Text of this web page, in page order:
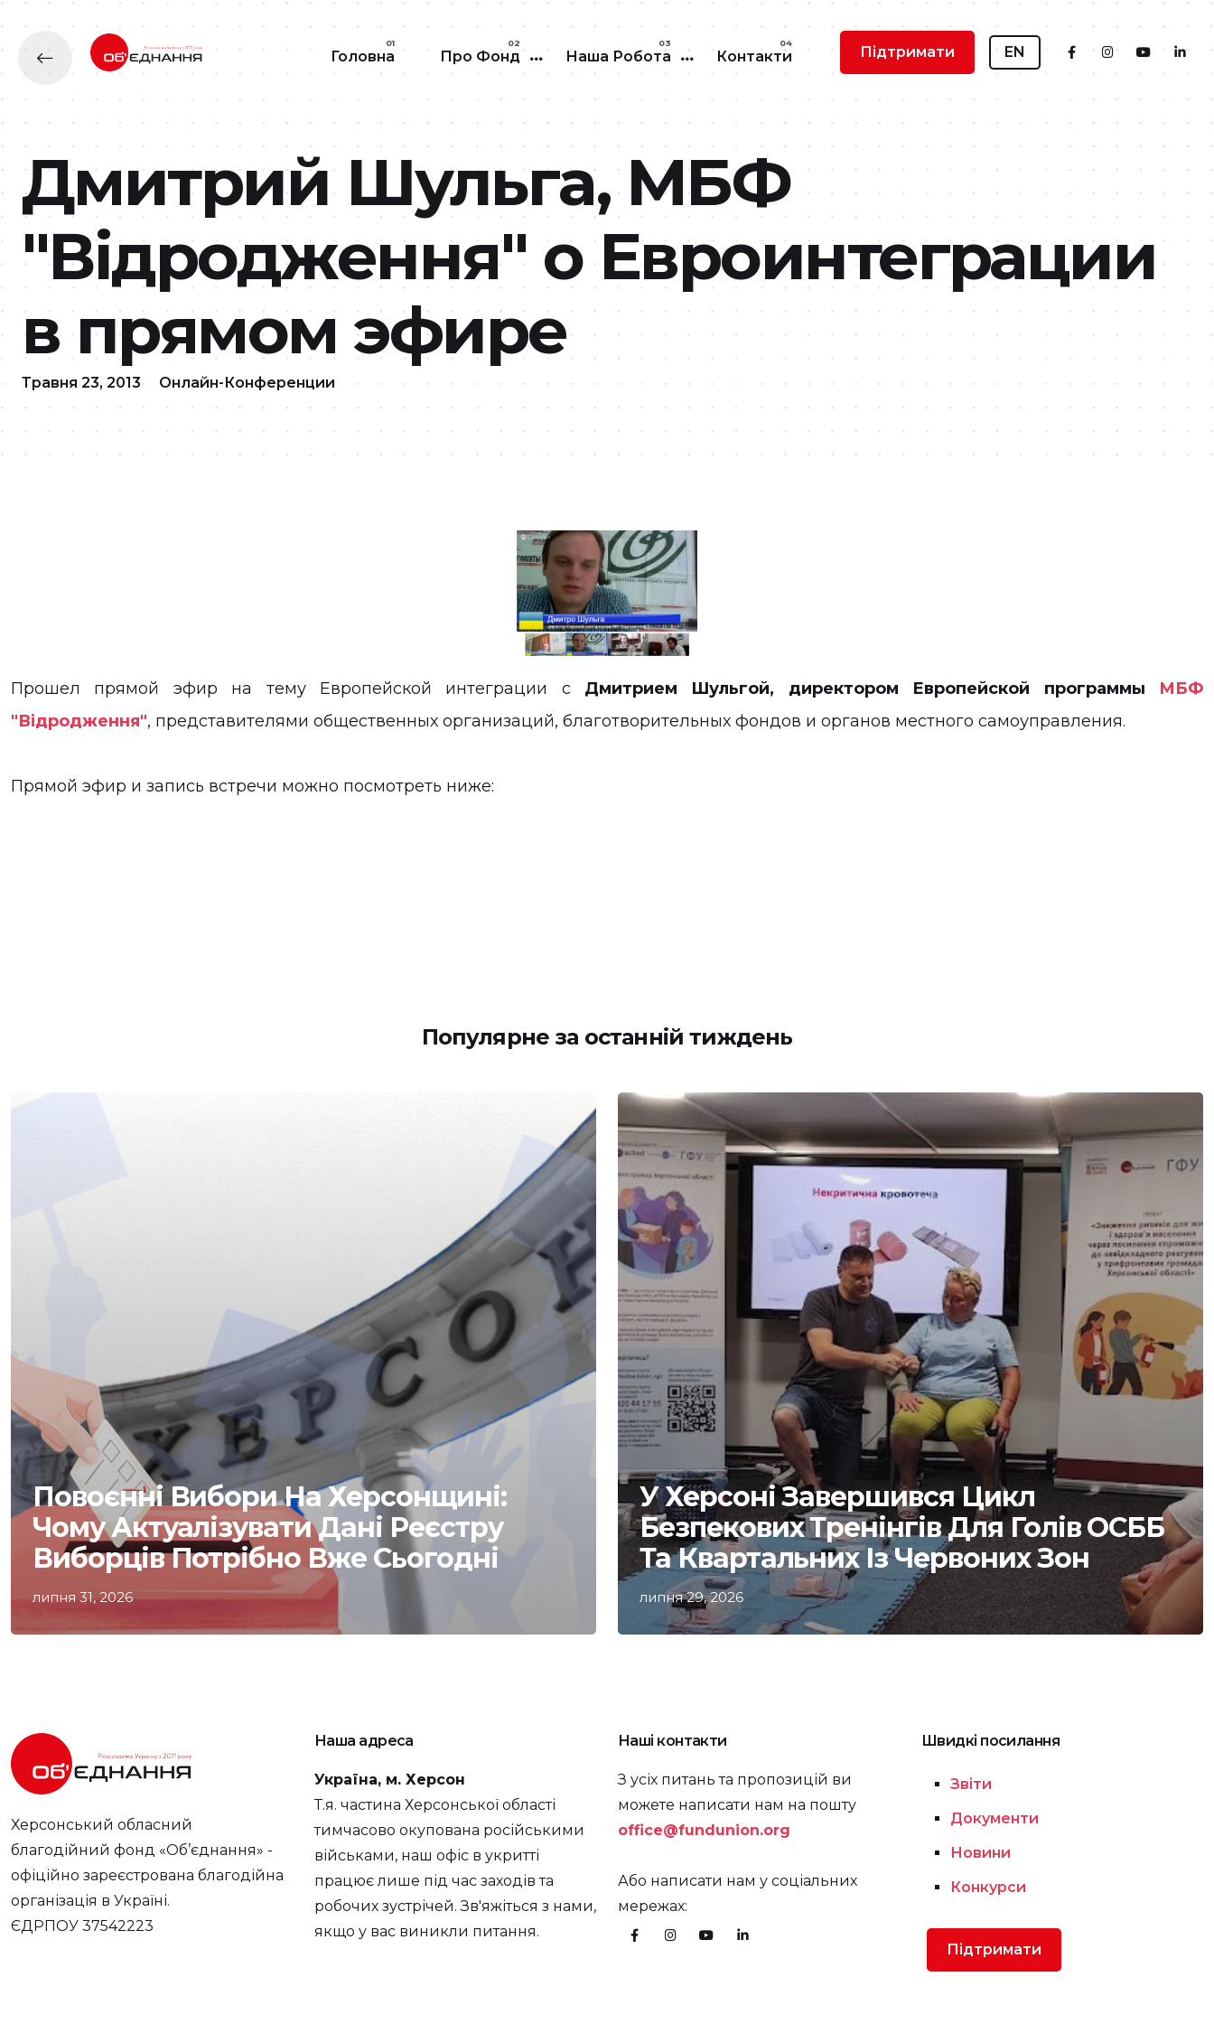
Перейти до основного вмісту
Головна
Про Фонд Наша Робота Контакти Підтримати EN
Дмитрий Шульга, МБФ
"Відродження" о Евроинтеграции
в прямом эфире
Травня 23, 2013 Онлайн-Конференции
Прошел прямой эфир на тему Европейской интеграции с Дмитрием Шульгой, директором Европейской программы МБФ
"Відродження", представителями общественных организаций, благотворительных фондов и органов местного самоуправления.
Прямой эфир и запись встречи можно посмотреть ниже:
Популярне за останній тиждень
Повоєнні Вибори На Херсонщині:
Чому Актуалізувати Дані Реєстру
Виборців Потрібно Вже Сьогодні
липня 31, 2026
У Херсоні Завершився Цикл
Безпекових Тренінгів Для Голів ОСББ
Та Квартальних Із Червоних Зон
липня 29, 2026
Херсонський обласний
благодійний фонд «Об’єднання» -
офіційно зареєстрована благодійна
організація в Україні.
ЄДРПОУ 37542223
Наша адреса
Україна, м. Херсон
Т.я. частина Херсонської області
тимчасово окупована російськими
військами, наш офіс в укритті
працює лише під час заходів та
робочих зустрічей. Зв'яжіться з нами,
якщо у вас виникли питання.
Наші контакти
З усіх питань та пропозицій ви
можете написати нам на пошту
office@fundunion.org
Або написати нам у соціальних
мережах:
Швидкі посилання
Звіти
Документи
Новини
Конкурси
Підтримати